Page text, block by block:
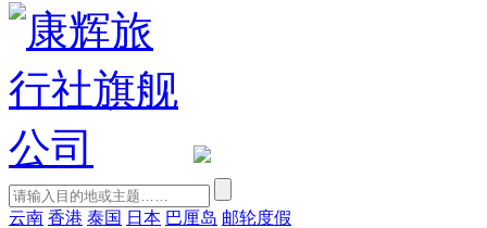
云南 香港 泰国 日本 巴厘岛 邮轮度假